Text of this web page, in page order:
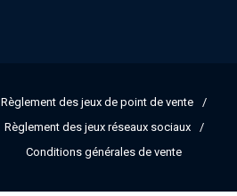
Règlement des jeux de point de vente
Règlement des jeux réseaux sociaux
Conditions générales de vente